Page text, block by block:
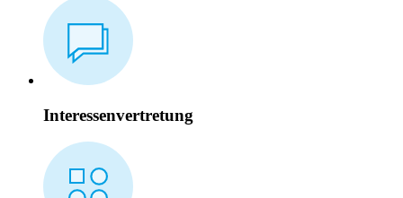
Interessenvertretung